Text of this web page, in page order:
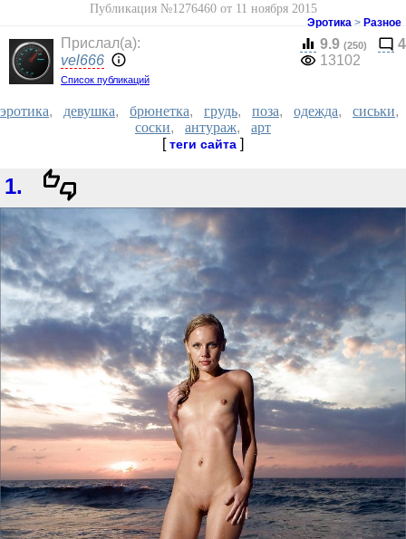
Публикация №1276460 от 11 ноября 2015
Эротика > Разное
Прислал(a):
vel666
Список публикаций
9.9 (250)
4
13102
эротика, девушка, брюнетка, грудь, поза, одежда, сиськи,
соски, антураж, арт
[теги сайта ]
1.